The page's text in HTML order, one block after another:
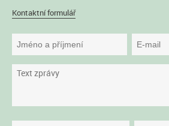
Kontaktní formulář